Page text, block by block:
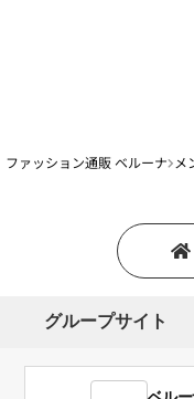
ファッション通販 ベルーナ メ
グループサイト